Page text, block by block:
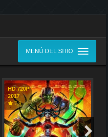
MENÚ DEL SITIO
HD 720P
2017
7,9